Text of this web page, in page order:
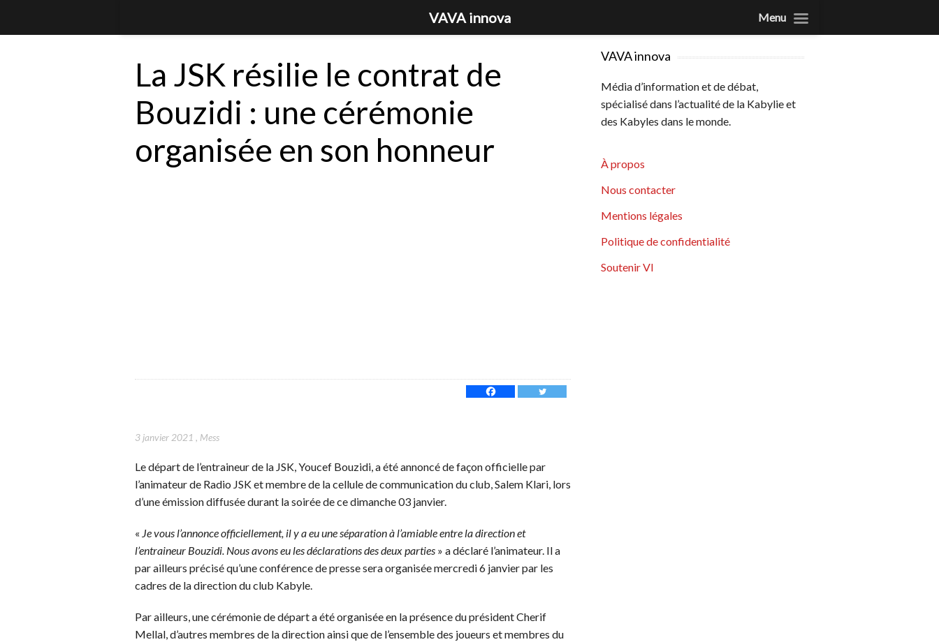
La JSK résilie le contrat de
Bouzidi : une cérémonie
organisée en son honneur
3 janvier 2021 , Mess
Le départ de l’entraineur de la JSK, Youcef Bouzidi, a été annoncé de façon officielle par
l’animateur de Radio JSK et membre de la cellule de communication du club, Salem Klari, lors
d’une émission diffusée durant la soirée de ce dimanche 03 janvier.
« Je vous l’annonce officiellement, il y a eu une séparation à l’amiable entre la direction et
l’entraineur Bouzidi. Nous avons eu les déclarations des deux parties » a déclaré l’animateur. Il a
par ailleurs précisé qu’une conférence de presse sera organisée mercredi 6 janvier par les
cadres de la direction du club Kabyle.
Par ailleurs, une cérémonie de départ a été organisée en la présence du président Cherif
Mellal, d’autres membres de la direction ainsi que de l’ensemble des joueurs et membres du
VAVA innova
Média d’information et de débat,
spécialisé dans l’actualité de la Kabylie et
des Kabyles dans le monde.
À propos
Nous contacter
Mentions légales
Politique de confidentialité
Soutenir VI
VAVA innova Menu